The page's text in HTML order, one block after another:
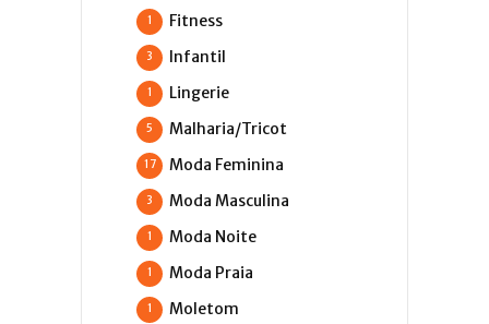
Fitness
1
Infantil
3
Lingerie
1
Malharia/Tricot
5
Moda Feminina
17
Moda Masculina
3
Moda Noite
1
Moda Praia
1
Moletom
1